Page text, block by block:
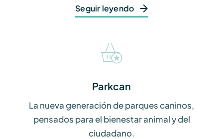
Seguir leyendo
Parkcan
La nueva generación de parques caninos,
pensados para el bienestar animal y del
ciudadano.